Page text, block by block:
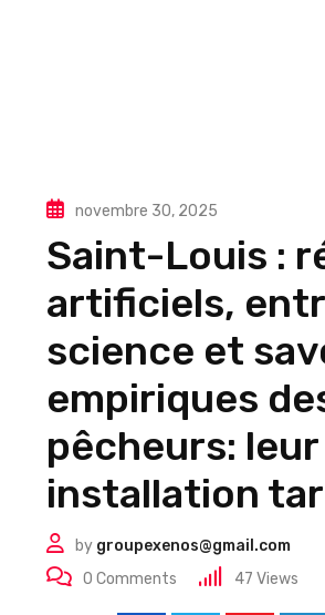
novembre 30, 2025
Saint-Louis :
artificiels,
science et
empiriques
pêcheurs: leur
installation
by groupexenos@gmail.com
0 Comments 47 Views